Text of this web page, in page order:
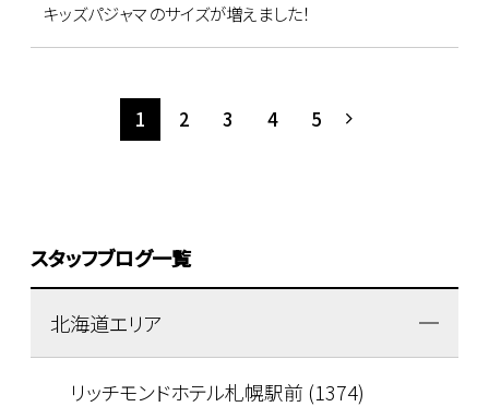
キッズパジャマ のサイズが増えました！
1 2 3 4 5
スタッフブログ一覧
北海道エリア
リッチモンドホテル札幌駅前 (1374)